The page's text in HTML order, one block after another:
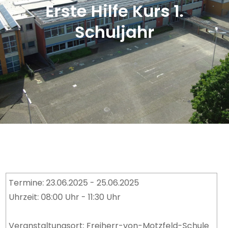
Erste Hilfe Kurs 1.
Schuljahr
Termine: 23.06.2025 - 25.06.2025
Uhrzeit: 08:00 Uhr - 11:30 Uhr